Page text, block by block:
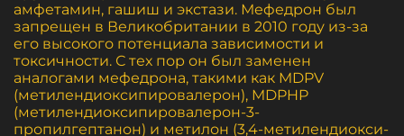
амфетамин, гашиш и экстази. Мефедрон был
запрещен в Великобритании в 2010 году из-за
его высокого потенциала зависимости и
токсичности. С тех пор он был заменен
аналогами мефедрона, такими как MDPV
(метилендиоксипировалерон), MDPHP
(метилендиоксипировалерон-3-
пропилгептанон) и метилон (3,4-метилендиокси-